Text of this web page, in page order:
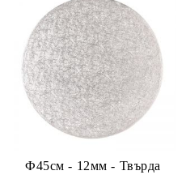
Ф45см - 12мм - Твърда